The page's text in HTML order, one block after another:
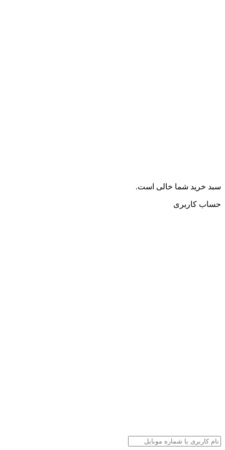
سبد خرید شما خالی است.
حساب کاربری